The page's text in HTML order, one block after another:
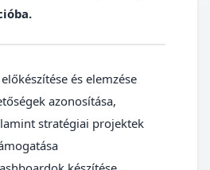
és elemzése
azonosítása,
stratégiai projektek